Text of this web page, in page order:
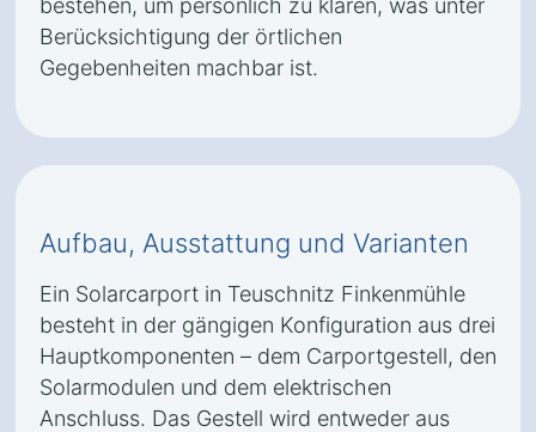
bestehen, um persönlich zu klären, was unter
Berücksichtigung der örtlichen
Gegebenheiten machbar ist.
Aufbau, Ausstattung und Varianten
Ein Solarcarport in Teuschnitz Finkenmühle
besteht in der gängigen Konfiguration aus drei
Hauptkomponenten – dem Carportgestell, den
Solarmodulen und dem elektrischen
Anschluss. Das Gestell wird entweder aus